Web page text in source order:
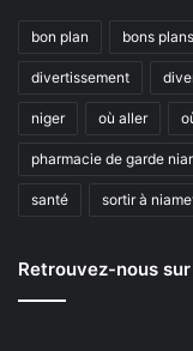
bon plan bons
divertissement
niger où aller
pharmacie de garde
santé sortir à
Retrouvez-nous